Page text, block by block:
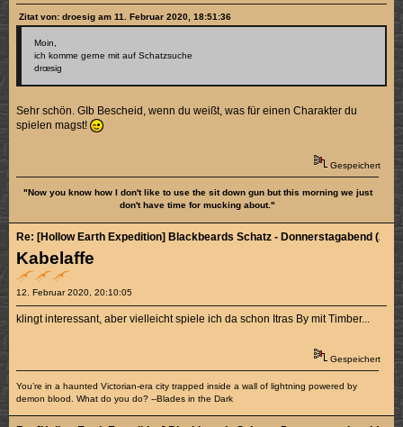
Zitat von: droesig am 11. Februar 2020, 18:51:36
Moin,
ich komme gerne mit auf Schatzsuche
drœsig
Sehr schön. GIb Bescheid, wenn du weißt, was für einen Charakter du
spielen magst!
Gespeichert
"Now you know how I don't like to use the sit down gun but this morning we just
don't have time for mucking about."
Kabelaffe
12. Februar 2020, 20:10:05
Re: [Hollow Earth Expedition] Blackbeards Schatz - Donnerstagabend (2/4)
klingt interessant, aber vielleicht spiele ich da schon Itras By mit Timber...
Gespeichert
You’re in a haunted Victorian-era city trapped inside a wall of lightning powered by
demon blood. What do you do? --Blades in the Dark